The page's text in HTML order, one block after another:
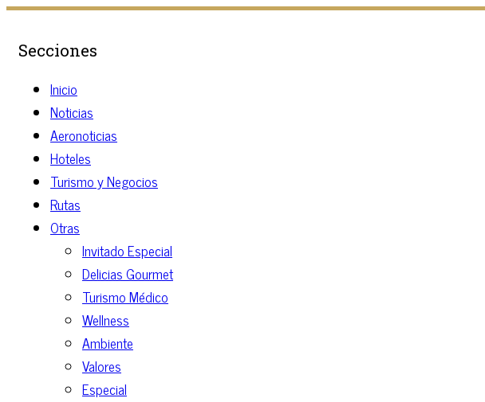
Secciones
Inicio
Noticias
Aeronoticias
Hoteles
Turismo y Negocios
Rutas
Otras
Invitado Especial
Delicias Gourmet
Turismo Médico
Wellness
Ambiente
Valores
Especial